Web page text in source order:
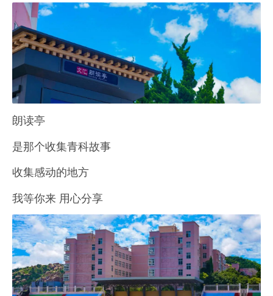
朗读亭
是那个收集青科故事
收集感动的地方
我等你来 用心分享